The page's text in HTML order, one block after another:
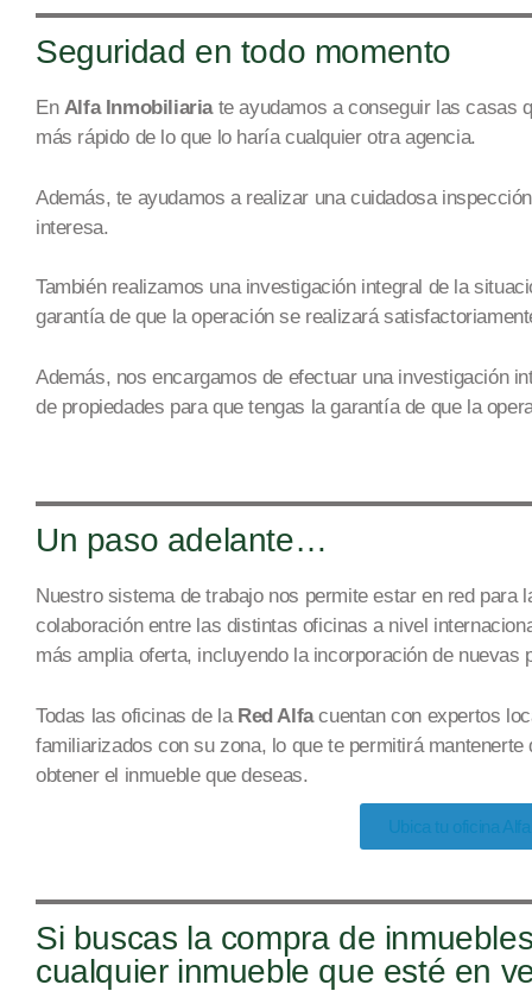
Seguridad en todo momento
En Alfa Inmobiliariate ayudamos a conseguirlas casas
más rápido de lo que lo haría cualquier otra agencia.
Además, te ayudamos a realizar unacuidadosa
interesa.
También realizamos una investigación integral de la
garantía de que la operación se realizará
Además, nos encargamos de efectuar una investigación
de propiedades para que tengas la garantía de que la
Un paso adelante…
Nuestro sistema de trabajo nos permite estar en red para
colaboración entre las distintas oficinas a nivel
más amplia oferta, incluyendo la incorporación de nuevas
Todas las oficinas de la Red Alfacuentan con expertos
familiarizados con su zona, lo que te permitirá
obtener el inmuebleque deseas.
Ubica tu oficina Alfa
Si buscas la compra de
cualquier inmueble que esté en